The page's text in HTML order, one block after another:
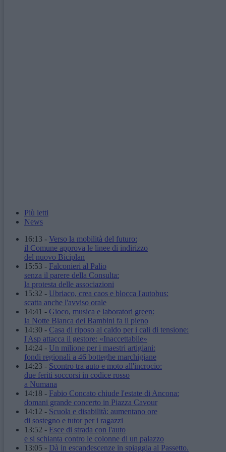
Più letti
News
16:13 - Verso la mobilità del futuro:
il Comune approva le linee di indirizzo
del nuovo Biciplan
15:53 - Falconieri al Palio
senza il parere della Consulta:
la protesta delle associazioni
15:32 - Ubriaco, crea caos e blocca l'autobus:
scatta anche l'avviso orale
14:41 - Gioco, musica e laboratori green:
la Notte Bianca dei Bambini fa il pieno
14:30 - Casa di riposo al caldo per i cali di tensione:
l'Asp attacca il gestore: «Inaccettabile»
14:24 - Un milione per i maestri artigiani:
fondi regionali a 46 botteghe marchigiane
14:23 - Scontro tra auto e moto all'incrocio:
due feriti soccorsi in codice rosso
a Numana
14:18 - Fabio Concato chiude l'estate di Ancona:
domani grande concerto in Piazza Cavour
14:12 - Scuola e disabilità: aumentano ore
di sostegno e tutor per i ragazzi
13:52 - Esce di strada con l'auto
e si schianta contro le colonne di un palazzo
13:05 - Dà in escandescenze in spiaggia al Passetto.